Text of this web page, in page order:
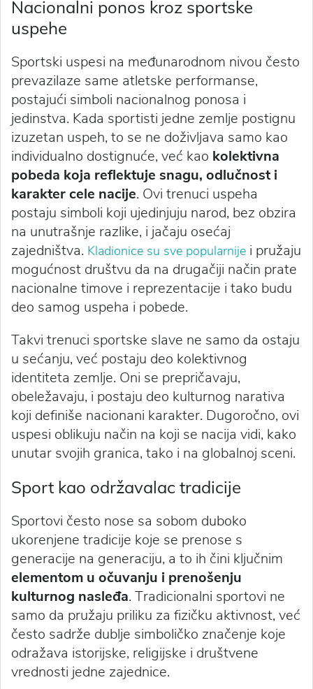
Nacionalni ponos kroz sportske
uspehe
Sportski uspesi na međunarodnom nivou često
prevazilaze same atletske performanse,
postajući simboli nacionalnog ponosa i
jedinstva. Kada sportisti jedne zemlje postignu
izuzetan uspeh, to se ne doživljava samo kao
individualno dostignuće, već kao kolektivna
pobeda koja reflektuje snagu, odlučnost i
karakter cele nacije. Ovi trenuci uspeha
postaju simboli koji ujedinjuju narod, bez obzira
na unutrašnje razlike, i jačaju osećaj
zajedništva. Kladionice su sve popularnije i pružaju
mogućnost društvu da na drugačiji način prate
nacionalne timove i reprezentacije i tako budu
deo samog uspeha i pobede.
Takvi trenuci sportske slave ne samo da ostaju
u sećanju, već postaju deo kolektivnog
identiteta zemlje. Oni se prepričavaju,
obeležavaju, i postaju deo kulturnog narativa
koji definiše nacionani karakter. Dugoročno, ovi
uspesi oblikuju način na koji se nacija vidi, kako
unutar svojih granica, tako i na globalnoj sceni.
Sport kao održavalac tradicije
Sportovi često nose sa sobom duboko
ukorenjene tradicije koje se prenose s
generacije na generaciju, a to ih čini ključnim
elementom u očuvanju i prenošenju
kulturnog nasleđa. Tradicionalni sportovi ne
samo da pružaju priliku za fizičku aktivnost, već
često sadrže dublje simboličko značenje koje
odražava istorijske, religijske i društvene
vrednosti jedne zajednice.